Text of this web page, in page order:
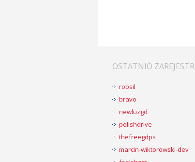
OSTATNIO
robsil
bravo
newluzgd
polishdrive
thefreegdps
marcin-wiktorowski-dev